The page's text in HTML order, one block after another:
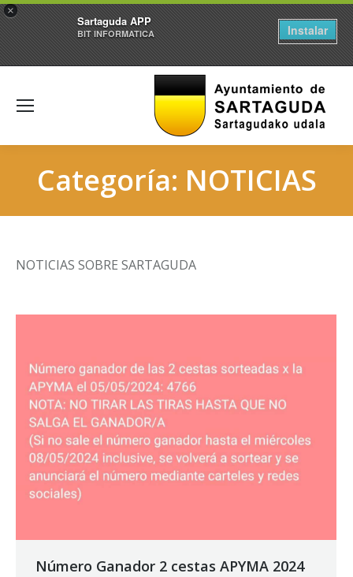
×
Sartaguda APP
BIT INFORMATICA Instalar
Categoría: NOTICIAS
NOTICIAS SOBRE SARTAGUDA
Número Ganador 2 cestas APYMA 2024